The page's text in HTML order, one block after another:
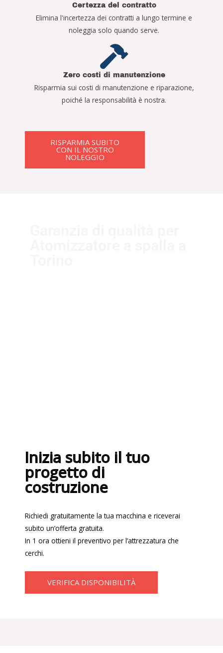
Certezza del contratto
Elimina l'incertezza dei contratti a lungo termine e
noleggia solo quando serve.
Zero costi di manutenzione
Risparmia sui costi di manutenzione e riparazione,
poiché la responsabilità è nostra.
RISPARMIA SUBITO
CON IL NOSTRO
NOLEGGIO
Inizia subito il tuo
progetto di
costruzione
Richiedi gratuitamente la tua macchina e riceverai
subito un’offerta gratuita.
In 1 ora ottieni il preventivo per l’attrezzatura che
cerchi.
VERIFICA DISPONIBILITÀ